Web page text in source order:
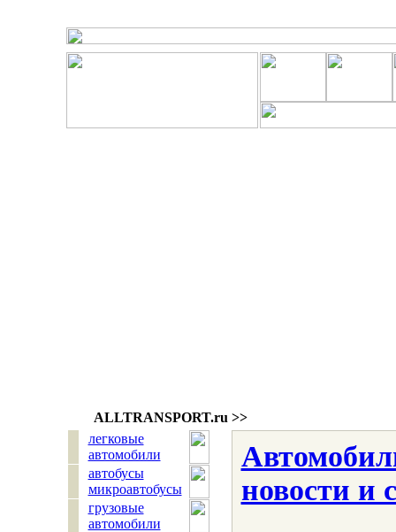
ALLTRANSPORT.ru >>
легковые
автомобили
автобусы
микроавтобусы
грузовые
автомобили
новости и